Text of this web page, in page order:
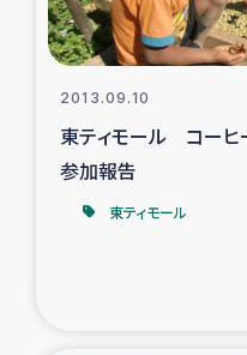
民
2013.09.10
東ティモール コー
参加報告
東ティモール